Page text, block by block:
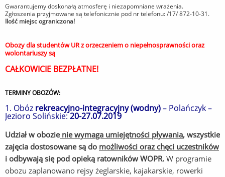
Gwarantujemy doskonałą atmosferę i niezapomniane wrażenia.
Zgłoszenia przyjmowane są telefonicznie pod nr telefonu: /17/ 872-10-31.
Ilość miejsc ograniczona!
Obozy dla studentów URz orzeczeniem o niepełnosprawności oraz
wolontariuszysą
CAŁKOWICIE BEZPŁATNE!
TERMINY OBOZÓW:
1. Obóz rekreacyjno-integracyjny (wodny)– Polańczyk –
Jezioro Solińskie:20-27.07.2019
Udział w obozienie wymaga umiejętności pływania, wszystkie
zajęcia dostosowane są do możliwości oraz chęci uczestników
i odbywają się pod opieką ratowników WOPR. W programie
obozu zaplanowano rejsy żeglarskie, kajakarskie, rowerki